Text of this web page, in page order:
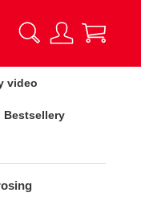
video
Bestsellery